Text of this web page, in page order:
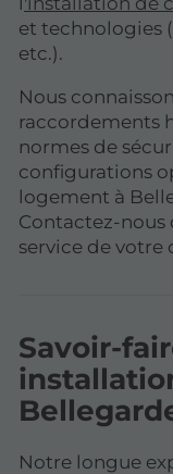
et technologies
etc.).
Nous
raccordements
normes de
configurations
logement à
Contactez-nous
service de votre
Savoir-
Notre longue